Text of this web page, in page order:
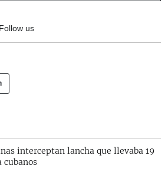
Follow us
interceptan lancha que llevaba 19